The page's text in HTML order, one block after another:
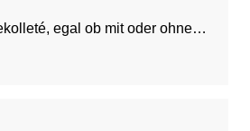
egal ob mit oder ohne
alles da, wo es sein soll.
der Oberweite spielen hier